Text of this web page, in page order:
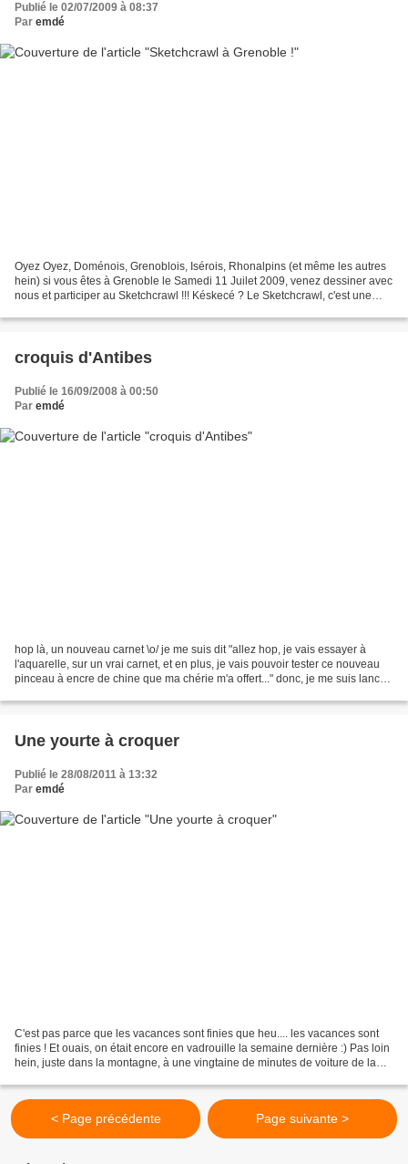
Publié le 02/07/2009 à 08:37
Par emdé
Oyez Oyez, Doménois, Grenoblois, Isérois, Rhonalpins (et même les autres
hein) si vous êtes à Grenoble le Samedi 11 Juilet 2009, venez dessiner avec
nous et participer au Sketchcrawl !!! Késkecé ? Le Sketchcrawl, c'est une
croquis d'Antibes
Publié le 16/09/2008 à 00:50
Par emdé
hop là, un nouveau carnet \o/ je me suis dit "allez hop, je vais essayer à
l'aquarelle, sur un vrai carnet, et en plus, je vais pouvoir tester ce nouveau
pinceau à encre de chine que ma chérie m'a offert..." donc, je me suis lancé
Une yourte à croquer
Publié le 28/08/2011 à 13:32
Par emdé
C'est pas parce que les vacances sont finies que heu.... les vacances sont
finies ! Et ouais, on était encore en vadrouille la semaine dernière :) Pas loin
hein, juste dans la montagne, à une vingtaine de minutes de voiture de la
< Page précédente Page suivante >